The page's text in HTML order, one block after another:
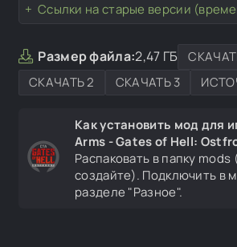
Ссылки на старые версии
Размер файла:2,47 ГБ
СКАЧАТЬ 2
СКАЧАТЬ 3
Как установить мод для
Arms - Gates of Hell:
Распаковать в папку
создайте). Подключить в
разделе "Разное".